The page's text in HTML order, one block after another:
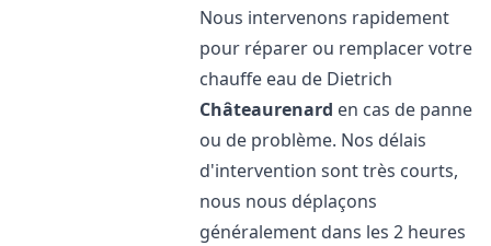
Nous intervenons rapidement
pour réparer ou remplacer votre
chauffe eau de Dietrich
Châteaurenard en cas de panne
ou de problème. Nos délais
d'intervention sont très courts,
nous nous déplaçons
généralement dans les 2 heures